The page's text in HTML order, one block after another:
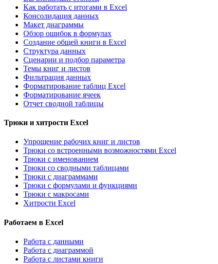
Как работать с итогами в Excel
Консолидация данных
Макет диаграммы
Обзор ошибок в формулах
Создание общей книги в Excel
Структура данных
Сценарии и подбор параметра
Темы книг и листов
Фильтрация данных
Форматирование таблиц Excel
Форматирование ячеек
Отчет сводной таблицы
Трюки и хитрости Excel
Упрощение рабочих книг и листов
Трюки со встроенными возможностями Excel
Трюки с именованием
Трюки со сводными таблицами
Трюки с диаграммами
Трюки с формулами и функциями
Трюки с макросами
Хитрости Excel
Работаем в Excel
Работа с данными
Работа с диаграммой
Работа с листами книги